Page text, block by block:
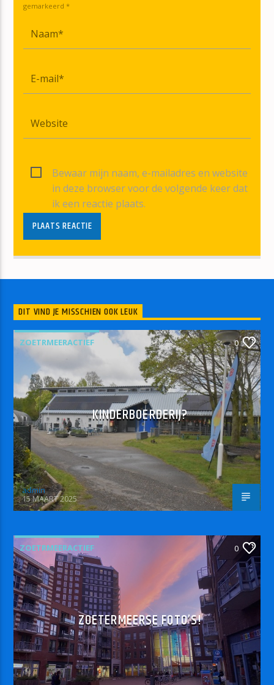
gemarkeerd *
Bewaar mijn naam, e-mailadres en website
in deze browser voor de volgende keer dat
ik een reactie plaats.
DIT VIND JE MISSCHIEN OOK LEUK
ZOETRMEERACTIEF 0
KINDERBOERDERIJ?
admin
15 MAART 2025
ZOETRMEERACTIEF 0
ZOETERMEERSE FOTO’S!